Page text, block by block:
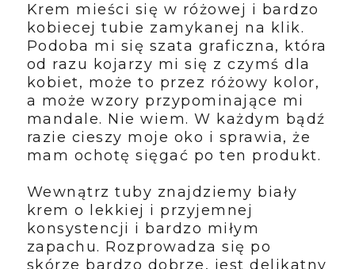
Krem mieści się w różowej i bardzo
kobiecej tubie zamykanej na klik.
Podoba mi się szata graficzna, która
od razu kojarzy mi się z czymś dla
kobiet, może to przez różowy kolor,
a może wzory przypominające mi
mandale. Nie wiem. W każdym bądź
razie cieszy moje oko i sprawia, że
mam ochotę sięgać po ten produkt.
Wewnątrz tuby znajdziemy biały
krem o lekkiej i przyjemnej
konsystencji i bardzo miłym
zapachu. Rozprowadza się po
skórze bardzo dobrze, jest delikatny